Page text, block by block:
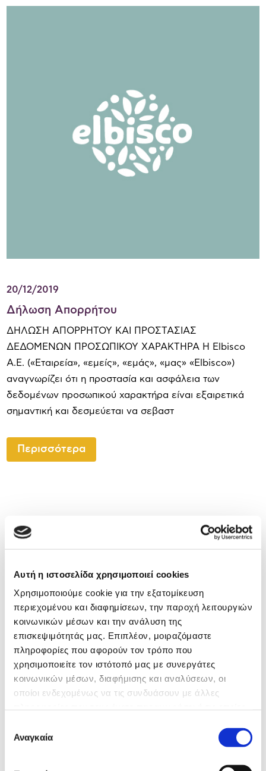
Αυτή η ιστοσελίδα χρησιμοποιεί cookies
Χρησιμοποιούμε cookie για την εξατομίκευση
περιεχομένου και διαφημίσεων, την παροχή λειτουργιών
κοινωνικών μέσων και την ανάλυση της
επισκεψιμότητάς μας. Επιπλέον, μοιραζόμαστε
πληροφορίες που αφορούν τον τρόπο που
χρησιμοποιείτε τον ιστότοπό μας με συνεργάτες
κοινωνικών μέσων, διαφήμισης και αναλύσεων, οι
οποίοι ενδεχομένως να τις συνδυάσουν με άλλες
των υπηρεσιών τους.
συγκατάθεσης
Αναγκαία
20/12/2019
Δήλωση Απορρήτου
ΔΗΛΩΣΗ ΑΠΟΡΡΗΤΟΥ ΚΑΙ ΠΡΟΣΤΑΣΙΑΣ
ΔΕΔΟΜΕΝΩΝ ΠΡΟΣΩΠΙΚΟΥ ΧΑΡΑΚΤΗΡΑ Η Elbisco
Α.Ε. («Εταιρεία», «εμείς», «εμάς», «μας» «Elbisco»)
αναγνωρίζει ότι η προστασία και ασφάλεια των
δεδομένων προσωπικού χαρακτήρα είναι εξαιρετικά
σημαντική και δεσμεύεται να σεβαστ
Περισσότερα